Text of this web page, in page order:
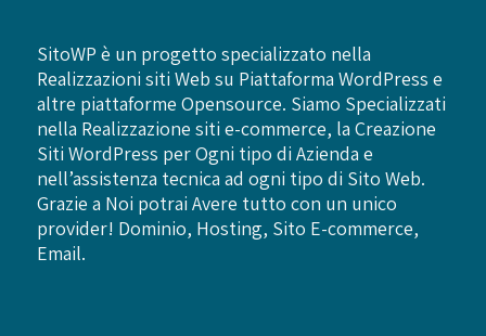
SitoWP è un progetto specializzato nella
Realizzazioni siti Web su Piattaforma WordPress e
altre piattaforme Opensource. Siamo Specializzati
nella Realizzazione siti e-commerce, la Creazione
Siti WordPress per Ogni tipo di Azienda e
nell’assistenza tecnica ad ogni tipo di Sito Web.
Grazie a Noi potrai Avere tutto con un unico
provider! Dominio, Hosting, Sito E-commerce,
Email.